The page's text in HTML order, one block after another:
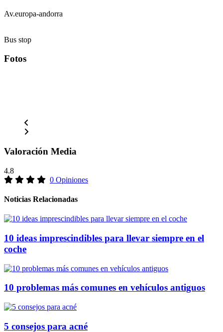
Av.europa-andorra
Bus stop
Fotos
Valoración Media
4.8
0 Opiniones
Noticias Relacionadas
10 ideas imprescindibles para llevar siempre en el
coche
10 problemas más comunes en vehículos antiguos
5 consejos para acné